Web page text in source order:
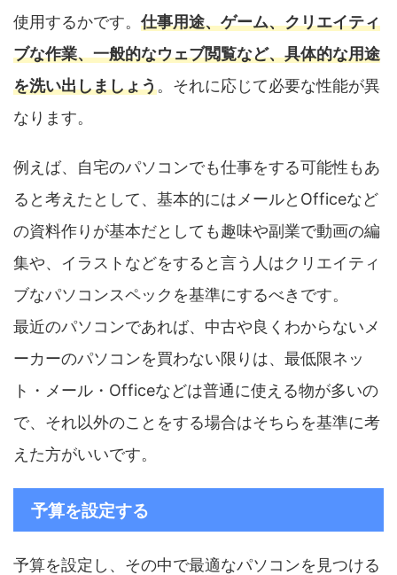
使用するかです。 仕事用途、ゲーム、クリエイティ
ブな作業、一般的なウェブ閲覧など、具体的な用途
を洗い出しましょう。それに応じて必要な性能が異
なります。
例えば、自宅のパソコンでも仕事をする可能性もあ
ると考えたとして、基本的にはメールとOfficeなど
の資料作りが基本だとしても趣味や副業で動画の編
集や、イラストなどをすると言う人はクリエイティ
ブなパソコンスペックを基準にするべきです。
最近のパソコンであれば、中古や良くわからないメ
ーカーのパソコンを買わない限りは、最低限ネッ
ト・メール・Officeなどは普通に使える物が多いの
で、それ以外のことをする場合はそちらを基準に考
えた方がいいです。
予算を設定する
予算を設定し、その中で最適なパソコンを見つける